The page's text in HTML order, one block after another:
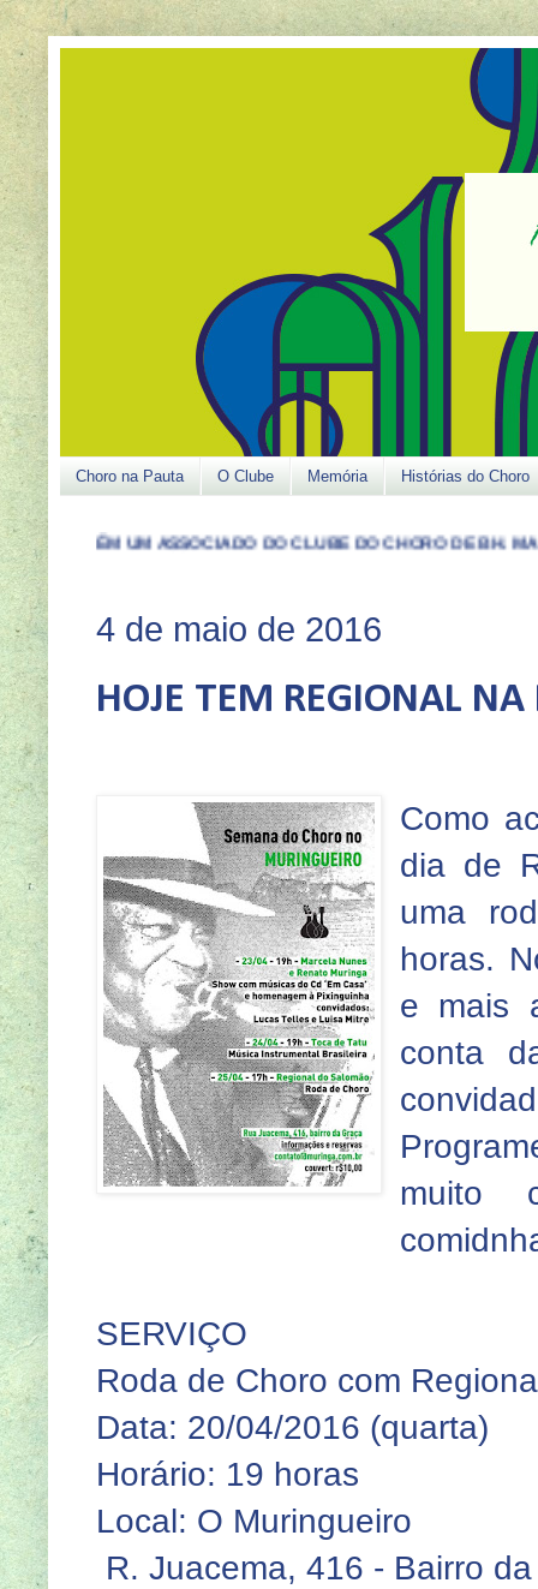
Choro na Pauta O Clube Memória Histórias do Choro
ASSOCIADO DO CLUBE DO CHORO DE BH. MAIORES
4 de maio de 2016
HOJE TEM REGIONAL
Como
dia de
uma
horas.
e mais
conta
muito
SERVIÇO
Roda de Choro com
Data: 20/04/2016 (quarta)
Horário: 19 horas
Local: O Muringueiro
R. Juacema, 416 - Bairro